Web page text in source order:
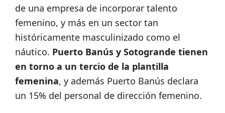
de una empresa de incorporar talento
femenino, y más en un sector tan
históricamente masculinizado como el
náutico. Puerto Banús y Sotogrande tienen
en torno a un tercio de la plantilla
femenina, y además Puerto Banús declara
un 15% del personal de dirección femenino.